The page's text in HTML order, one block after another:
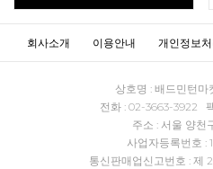
회사소개 이용안내 개인정보
상호명 : 배드민턴
전화 : 02-3663-3922
주소 : 서울 양천
사업자등록번호 :
통신판매업신고번호 : 제